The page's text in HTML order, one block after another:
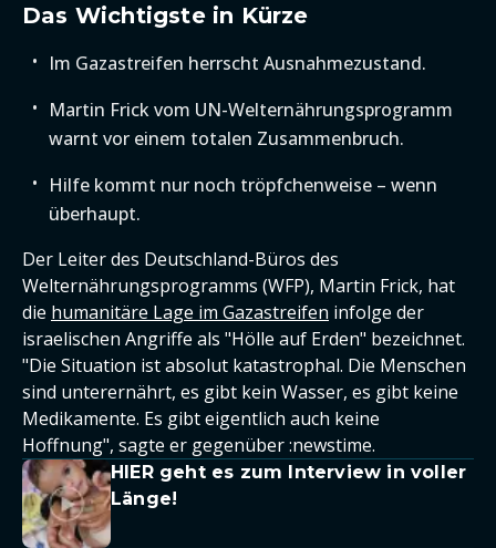
Das Wichtigste in Kürze
Im Gazastreifen herrscht Ausnahmezustand.
Martin Frick vom UN-Welternährungsprogramm
warnt vor einem totalen Zusammenbruch.
Hilfe kommt nur noch tröpfchenweise – wenn
überhaupt.
Der Leiter des Deutschland-Büros des
Welternährungsprogramms (WFP), Martin Frick, hat
die humanitäre Lage im Gazastreifen infolge der
israelischen Angriffe als "Hölle auf Erden" bezeichnet.
"Die Situation ist absolut katastrophal. Die Menschen
sind unterernährt, es gibt kein Wasser, es gibt keine
Medikamente. Es gibt eigentlich auch keine
Hoffnung", sagte er gegenüber :newstime.
HIER geht es zum Interview in voller
Länge!